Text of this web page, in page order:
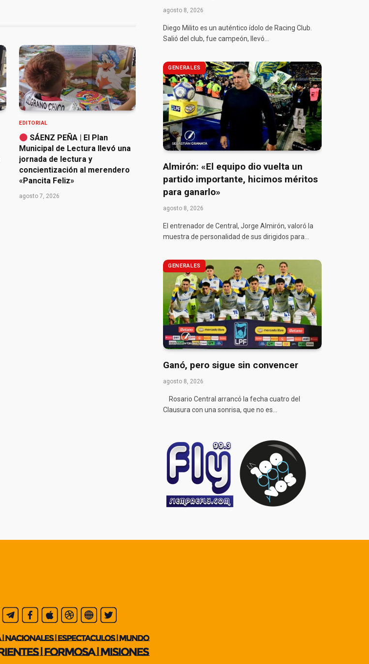
EDITORIAL
SÁENZ PEÑA | El Plan
Municipal de Lectura llevó una
jornada de lectura y
concientización al merendero
«Pancita Feliz»
agosto 7, 2026
agosto 8, 2026
Diego Milito es un auténtico ídolo de Racing Club.
Salió del club, fue campeón, llevó…
GENERALES
Almirón: «El equipo dio vuelta un
partido importante, hicimos méritos
para ganarlo»
agosto 8, 2026
El entrenador de Central, Jorge Almirón, valoró la
muestra de personalidad de sus dirigidos para…
GENERALES
Ganó, pero sigue sin convencer
agosto 8, 2026
Rosario Central arrancó la fecha cuatro del
Clausura con una sonrisa, que no es…